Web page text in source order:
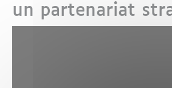
un partenariat